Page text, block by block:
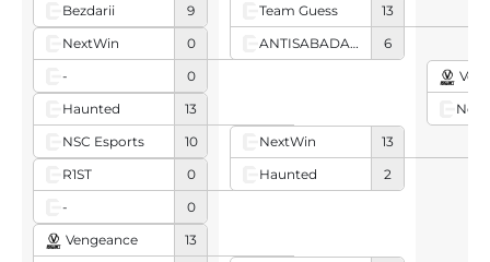
Bezdarii
9
NextWin
0
-
0
Haunted
13
NSC Esports
10
R1ST
0
-
0
Vengeance
13
Team Guess
13
ANTISABADASH
6
NextWin
13
Haunted
2